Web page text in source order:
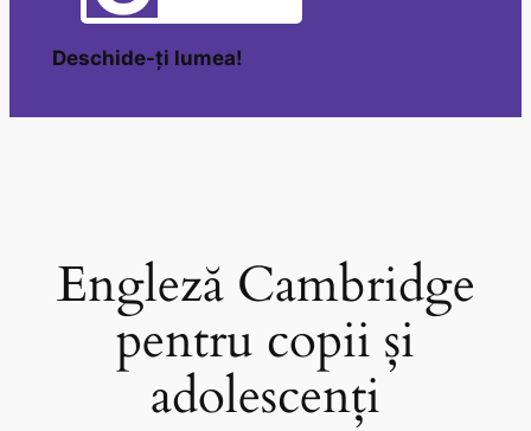
Deschide-ți lumea!
Engleză Cambridge
pentru copii și
adolescenți